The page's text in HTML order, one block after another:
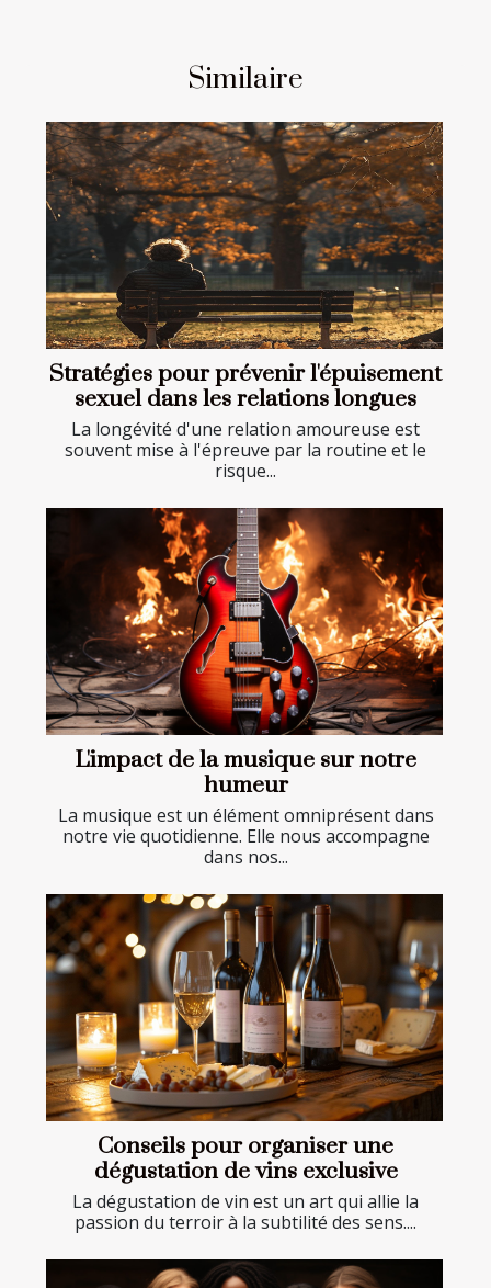
Similaire
Stratégies pour prévenir l'épuisement
sexuel dans les relations longues
La longévité d'une relation amoureuse est
souvent mise à l'épreuve par la routine et le
risque...
L'impact de la musique sur notre
humeur
La musique est un élément omniprésent dans
notre vie quotidienne. Elle nous accompagne
dans nos...
Conseils pour organiser une
dégustation de vins exclusive
La dégustation de vin est un art qui allie la
passion du terroir à la subtilité des sens....